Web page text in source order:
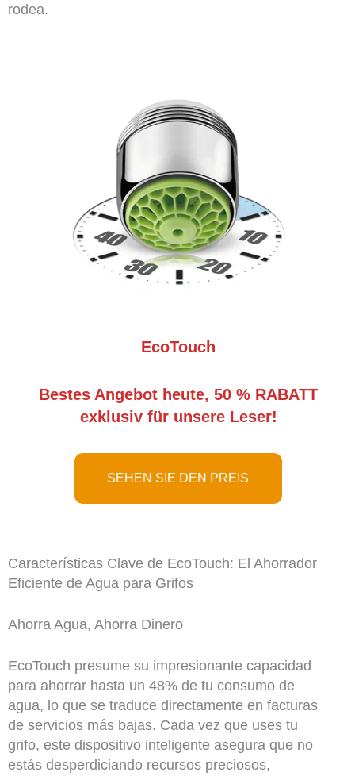
rodea.
EcoTouch
Bestes Angebot heute, 50 % RABATT
exklusiv für unsere Leser!
SEHEN SIE DEN PREIS
Características Clave de EcoTouch: El Ahorrador
Eficiente de Agua para Grifos
Ahorra Agua, Ahorra Dinero
EcoTouch presume su impresionante capacidad
para ahorrar hasta un 48% de tu consumo de
agua, lo que se traduce directamente en facturas
de servicios más bajas. Cada vez que uses tu
grifo, este dispositivo inteligente asegura que no
estás desperdiciando recursos preciosos,